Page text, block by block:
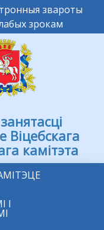
звароты
зрокам
Віцебскага
камітэта
І